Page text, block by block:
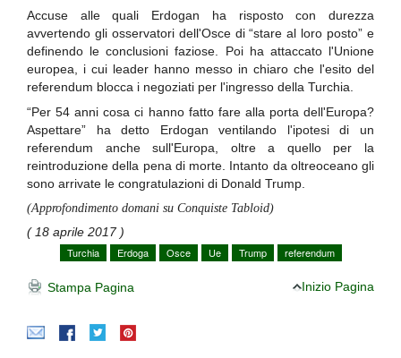
Accuse alle quali Erdogan ha risposto con durezza
avvertendo gli osservatori dell'Osce di “stare al loro posto” e
definendo le conclusioni faziose. Poi ha attaccato l'Unione
europea, i cui leader hanno messo in chiaro che l'esito del
referendum blocca i negoziati per l'ingresso della Turchia.
“Per 54 anni cosa ci hanno fatto fare alla porta dell'Europa?
Aspettare” ha detto Erdogan ventilando l'ipotesi di un
referendum anche sull'Europa, oltre a quello per la
reintroduzione della pena di morte. Intanto da oltreoceano gli
sono arrivate le congratulazioni di Donald Trump.
(Approfondimento domani su Conquiste Tabloid)
( 18 aprile 2017 )
Turchia
Erdoga Osce Ue Trump referendum
Stampa Pagina Inizio Pagina